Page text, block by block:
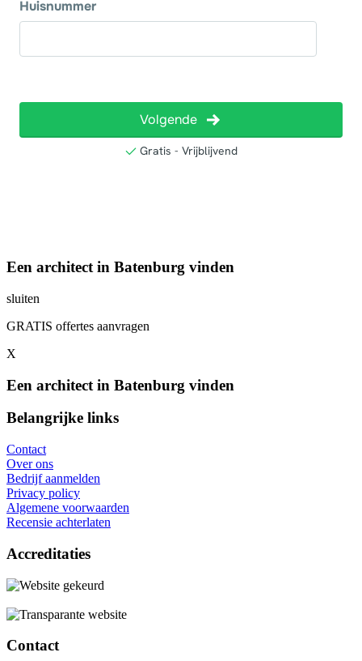
Een architect in Batenburg vinden
sluiten
GRATIS offertes aanvragen
X
Een architect in Batenburg vinden
Belangrijke links
Contact
Over ons
Bedrijf aanmelden
Privacy policy
Algemene voorwaarden
Recensie achterlaten
Accreditaties
Contact